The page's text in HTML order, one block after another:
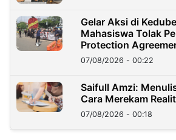
Gelar Aksi di
Mahasiswa Tolak
Protection
Kedaulatan Negara
07/08/2026 - 00:22
Saifull Amzi:
Cara Merekam
07/08/2026 - 00:18